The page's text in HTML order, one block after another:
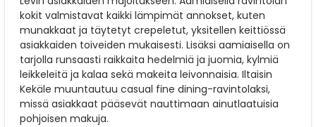
kokit valmistavat kaikki lämpimät annokset, kuten
munakkaat ja täytetyt crepeletut, yksitellen keittiössä
asiakkaiden toiveiden mukaisesti. Lisäksi aamiaisella on
tarjolla runsaasti raikkaita hedelmiä ja juomia, kylmiä
leikkeleitä ja kalaa sekä makeita leivonnaisia. Iltaisin
Kekäle muuntautuu casual fine dining-ravintolaksi,
missä asiakkaat pääsevät nauttimaan ainutlaatuisia
pohjoisen makuja.